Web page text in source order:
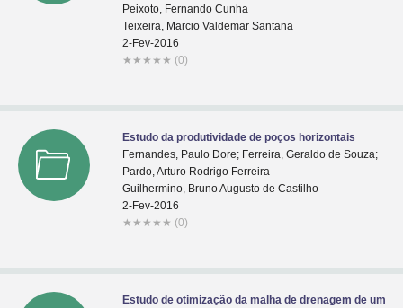
Peixoto, Fernando Cunha
Teixeira, Marcio Valdemar Santana
2-Fev-2016
★ ★ ★ ★ ★ (0)
Estudo da produtividade de poços horizontais
Fernandes, Paulo Dore; Ferreira, Geraldo de Souza;
Pardo, Arturo Rodrigo Ferreira
Guilhermino, Bruno Augusto de Castilho
2-Fev-2016
★ ★ ★ ★ ★ (0)
Estudo de otimização da malha de drenagem de um